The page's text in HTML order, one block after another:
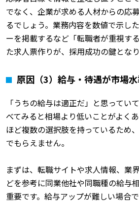
でなく、企業が求める人材からの応
るでしょう。業務内容を数値で示し
ーを掲載するなど「転職者が重視す
た求人票作りが、採用成功の鍵となり
原因（3）給与・待遇が市場
「うちの給与は適正だ」と思ってい
べてみると相場より低いことがよく
ほど複数の選択肢を持っているため
でもらえません。
まずは、転職サイトや求人情報、業
どを参考に同業他社や同職種の給与
重要です。給与アップが難しい場合